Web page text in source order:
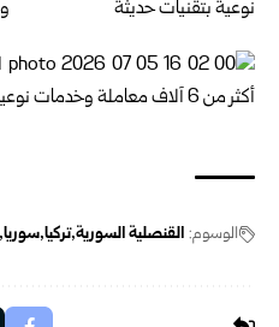
الوسوم: القنصلية السورية تركيا سوريا